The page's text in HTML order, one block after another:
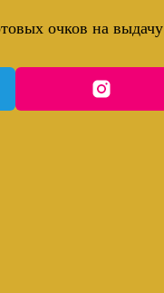
очков на выдачу